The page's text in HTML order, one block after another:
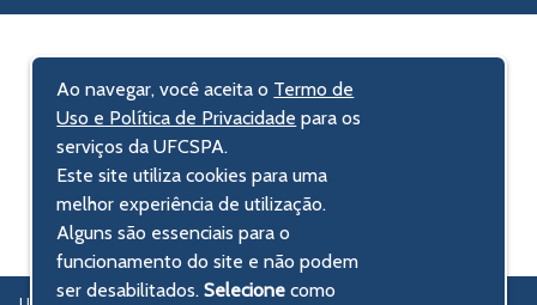
Ao navegar, você aceita o Termo de
Uso e Política de Privacidade para os
serviços da UFCSPA.
Este site utiliza cookies para uma
melhor experiência de utilização.
Alguns são essenciais para o
funcionamento do site e não podem
ser desabilitados.Selecionecomo